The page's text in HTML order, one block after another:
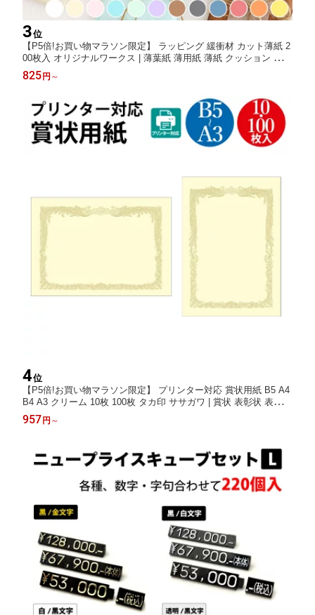
3位
【P5倍!お買い物マラソン限定】 ラッピング 緩衝材 カット薄紙 2
00枚入 オリジナルワークス | 薄葉紙 薄用紙 薄紙 クッション ラッ
ピング資材 小分け 推し活 推しカラー カラー ラッピングペーパー
薄い 紙 ペーパー ギフト ギフトラッピング 誕生日プレゼント お
825円 ～
4位
【P5倍!お買い物マラソン限定】 プリンター対応 賞状用紙 B5 A4
B4 A3 クリーム 10枚 100枚 タカ印 ササガワ | 賞状 表彰状 表彰状
用紙 感謝状 卒業 卒業式 卒園 卒園式 証書 証明 合格 記念品 永年
勤続 贈呈 受賞 セレモニー 幼稚園 小学校 中学校 大学 学校 塾 ス
957円 ～